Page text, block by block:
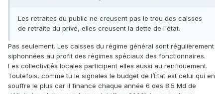
Les retraites du public ne creusent pas le trou des caisses
de retraite du privé, elles creusent la dette de l'état.
Pas seulement. Les caisses du régime général sont régulièrement
siphonnées au profit des régimes spéciaux des fonctionnaires.
Les collectivités locales participent elles aussi au renflouement.
Toutefois, comme tu le signales le budget de l’État est celui qui en
souffre le plus car il finance chaque année 6 des 8.5 Md de